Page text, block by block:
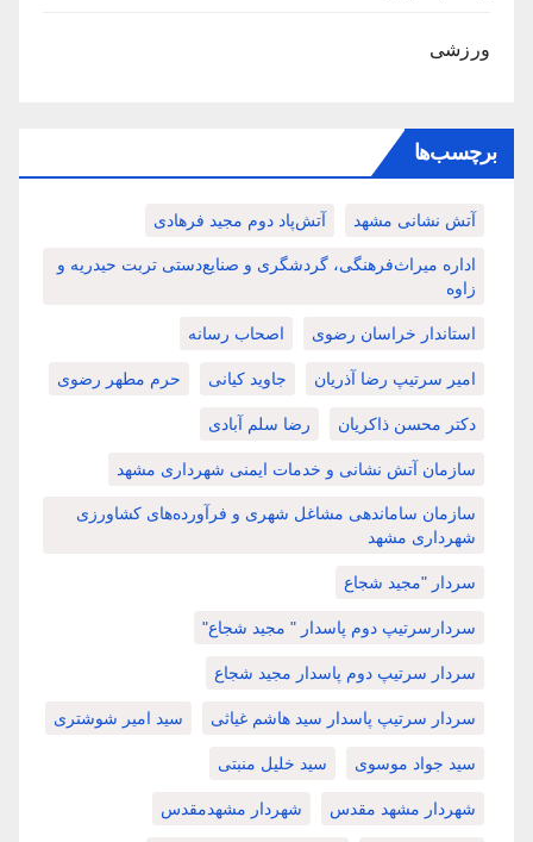
ورزشی
برچسب‌ها
آتش نشانی مشهد آتش‌پاد دوم مجید فرهادی
اداره میراث‌فرهنگی، گردشگری و صنایع‌دستی تربت حیدریه و
زاوه
استاندار خراسان رضوی اصحاب رسانه
امیر سرتیپ رضا آذریان جاوید کیانی حرم مطهر رضوی
دکتر محسن ذاکریان رضا سلم آبادی
سازمان آتش نشانی و خدمات ایمنی شهرداری مشهد
سازمان ساماندهی مشاغل شهری و فرآورده‌های کشاورزی
شهرداری مشهد
سردار "مجید شجاع
سردارسرتیپ دوم پاسدار " مجید شجاع"
سردار سرتیپ دوم پاسدار مجید شجاع
سردار سرتیپ پاسدار سید هاشم غیاثی سید امیر شوشتری
سید جواد موسوی سید خلیل منبتی
شهردار مشهد مقدس شهردار مشهدمقدس